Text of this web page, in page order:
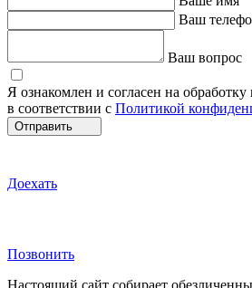
Ваш
Ваш вопрос
Я ознакомлен и согласен на
в соответствии с Политикой
Отправить
Доехать
Позвонить
Настоящий сайт собирает